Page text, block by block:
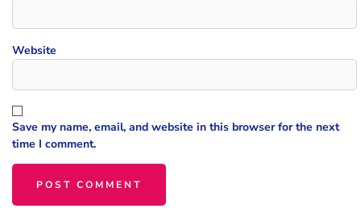
Website
Save my name, email, and website in this browser for the next
time I comment.